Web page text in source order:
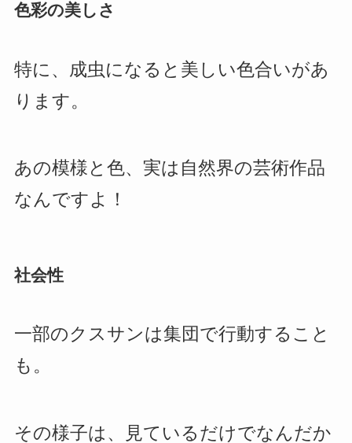
色彩の美しさ
特に、成虫になると美しい色合いがあ
ります。
あの模様と色、実は自然界の芸術作品
なんですよ！
社会性
一部のクスサンは集団で行動すること
も。
その様子は、見ているだけでなんだか